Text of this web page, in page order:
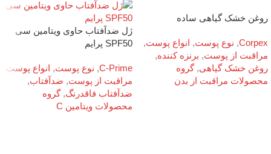
روغن خشک گیاهی ساده
Corpex
, نوع پوست, انواع پوست,
مراقبت از پوست, برنزه کننده,
روغن خشک گیاهی, گروه
محصولات مراقبت از بدن
ژل ضدآفتاب حاوی ویتامین سی
SPF50 پرایم
C-Prime
, نوع پوست, انواع پوست
مراقبت از پوست, ضدآفتاب,
ضدآفتاب فاقدرنگ, گروه
محصولات ویتامین C